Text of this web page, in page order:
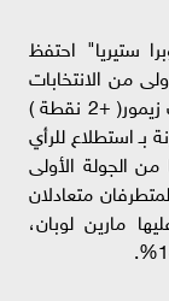
ستيريا" احتفظ
من الانتخابات
الرئاسية في حين تقدم اليميني المتطرف إريك زيمور( +2 نقطة )
بـ استطلاع للرأي
الماضي وبذلك وقبل 63 يوما من الجولة الأولى
متعادلان
مارين لوبان،